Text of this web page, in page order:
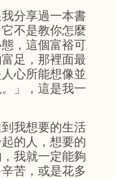
分享過一本書
不是教你怎麼
，這個富裕可
足，那裡面最
心所能想像並
」，這是我一
我想要的生活
的人，想要的
我就一定能夠
苦，或是花多